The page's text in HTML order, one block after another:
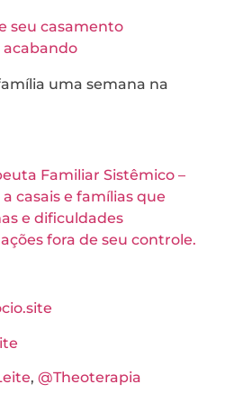
seu casamento
acabando
uma semana na
Familiar Sistêmico –
casais e famílias que
e dificuldades
fora de seu controle.
, @Theoterapia